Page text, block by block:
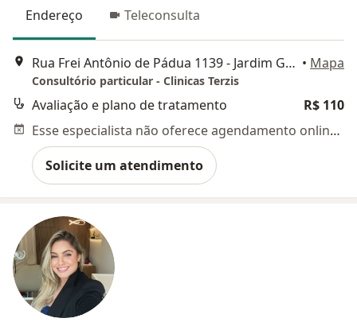
Endereço Teleconsulta
Rua Frei Antônio de Pádua 1139 - Jardim Guanabara, Campinas • Mapa
Consultório particular - Clinicas Terzis
Avaliação e plano de tratamento
R$ 110
Esse especialista não oferece agendamento online para esse endereço.
Solicite um atendimento